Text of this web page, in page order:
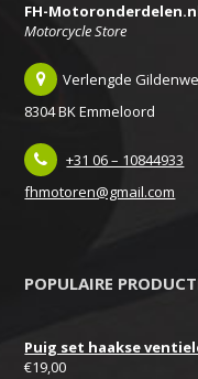
FH-
Motorcycle Store
Verlengde
8304 BK Emmeloord
+31 06 – 10844933
fhmotoren@gmail.com
POPULAIRE
Puig set haakse
€19,00